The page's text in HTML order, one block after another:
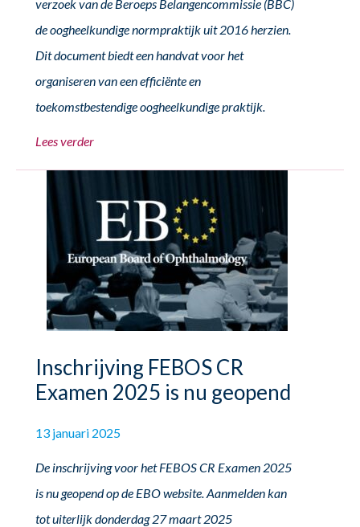
verzoek van de Beroeps Belangencommissie (BBC)
de oogheelkundige normpraktijk uit 2016 herzien.
Dit document biedt een handvat voor het
organiseren van een efficiënte en
toekomstbestendige oogheelkundige praktijk.
Lees verder
Inschrijving FEBOS CR
Examen 2025 is nu geopend
13 januari 2025
De inschrijving voor het FEBOS CR Examen 2025
is nu geopend op de EBOwebsite. Aanmelden kan
tot uiterlijk donderdag 27 maart 2025